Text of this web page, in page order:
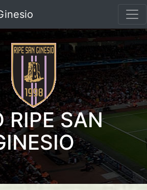
RIPE SAN